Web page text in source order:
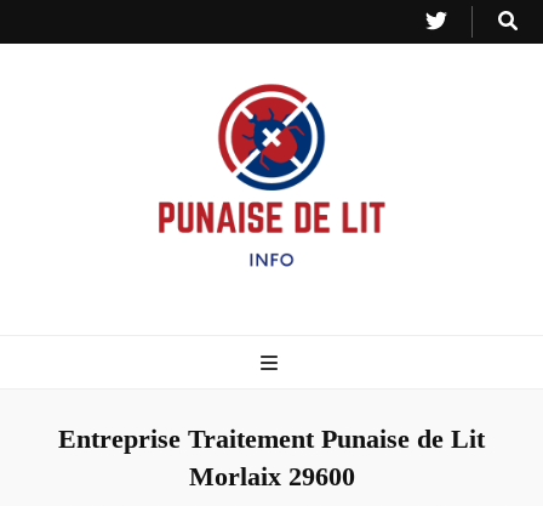
– Info
Entreprise Traitement Punaise de Lit
Morlaix 29600